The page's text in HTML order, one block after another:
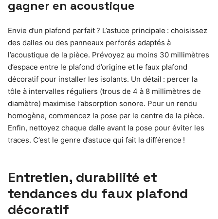
gagner en acoustique
Envie d’un plafond parfait ? L’astuce principale : choisissez
des dalles ou des panneaux perforés adaptés à
l’acoustique de la pièce. Prévoyez au moins 30 millimètres
d’espace entre le plafond d’origine et le faux plafond
décoratif pour installer les isolants. Un détail : percer la
tôle à intervalles réguliers (trous de 4 à 8 millimètres de
diamètre) maximise l’absorption sonore. Pour un rendu
homogène, commencez la pose par le centre de la pièce.
Enfin, nettoyez chaque dalle avant la pose pour éviter les
traces. C’est le genre d’astuce qui fait la différence !
Entretien, durabilité et
tendances du faux plafond
décoratif